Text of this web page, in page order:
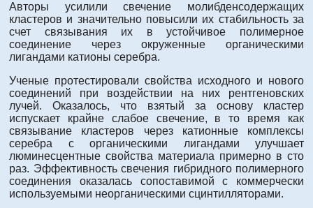
Авторы усилили свечение молибденсодержащих
кластеров и значительно повысили их стабильность за
счет связывания их в устойчивое полимерное
соединение через окруженные органическими
лигандами катионы серебра.
Ученые протестировали свойства исходного и нового
соединений при воздействии на них рентгеновских
лучей. Оказалось, что взятый за основу кластер
испускает крайне слабое свечение, в то время как
связывание кластеров через катионные комплексы
серебра с органическими лигандами улучшает
люминесцентные свойства материала примерно в сто
раз. Эффективность свечения гибридного полимерного
соединения оказалась сопоставимой с коммерчески
используемыми неорганическими сцинтилляторами.